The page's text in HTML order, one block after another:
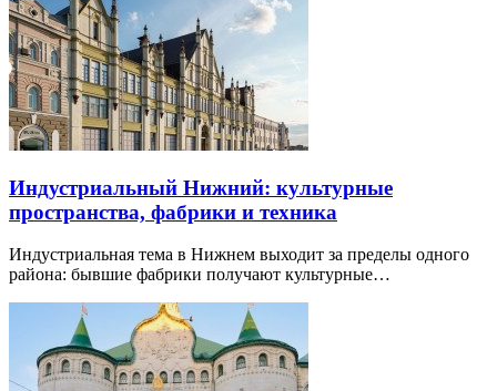
Индустриальный Нижний: культурные
пространства, фабрики и техника
Индустриальная тема в Нижнем выходит за пределы одного
района: бывшие фабрики получают культурные…